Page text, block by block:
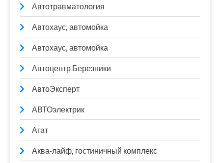
Автотравматология
Автохаус, автомойка
Автохаус, автомойка
Автоцентр Березники
АвтоЭксперт
АВТОэлектрик
Агат
Аква-лайф, гостиничный комплекс